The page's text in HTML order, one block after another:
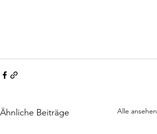
Ähnliche Beiträge Alle ansehen